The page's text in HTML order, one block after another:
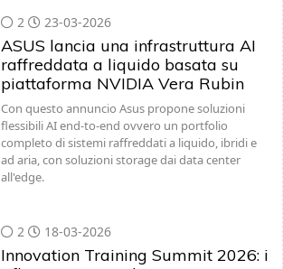
2 23-03-2026
ASUS lancia una infrastruttura AI
raffreddata a liquido basata su
piattaforma NVIDIA Vera Rubin
Con questo annuncio Asus propone soluzioni
flessibili AI end-to-end ovvero un portfolio
completo di sistemi raffreddati a liquido, ibridi e
ad aria, con soluzioni storage dai data center
all'edge.
2 18-03-2026
Innovation Training Summit 2026: i